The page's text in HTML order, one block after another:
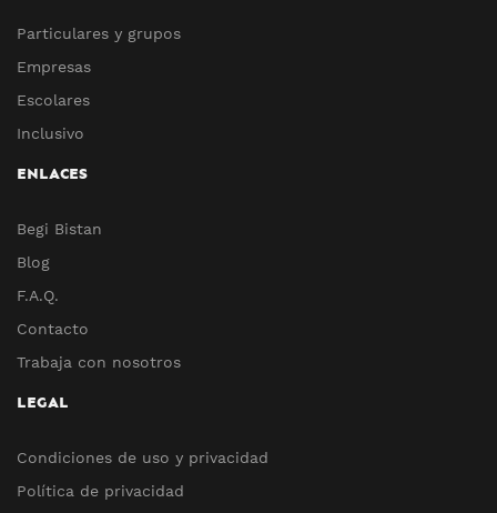
Particulares y grupos
Empresas
Escolares
Inclusivo
ENLACES
Begi Bistan
Blog
F.A.Q.
Contacto
Trabaja con nosotros
LEGAL
Condiciones de uso y privacidad
Política de privacidad